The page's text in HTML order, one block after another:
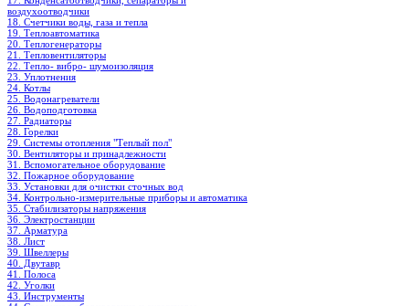
воздухоотводчики
18. Счетчики воды, газа и тепла
19. Теплоавтоматика
20. Теплогенераторы
21. Тепловентиляторы
22. Тепло- вибро- шумоизоляция
23. Уплотнения
24. Котлы
25. Водонагреватели
26. Водоподготовка
27. Радиаторы
28. Горелки
29. Системы отопления "Теплый пол"
30. Вентиляторы и принадлежности
31. Вспомогательное оборудование
32. Пожарное оборудование
33. Установки для очистки сточных вод
34. Контрольно-измерительные приборы и автоматика
35. Стабилизаторы напряжения
36. Электростанции
37. Арматура
38. Лист
39. Швеллеры
40. Двутавр
41. Полоса
42. Уголки
43. Инструменты